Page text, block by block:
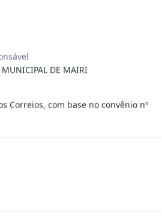
MUNICIPAL DE MAIRI
Correios, com base no convênio nº